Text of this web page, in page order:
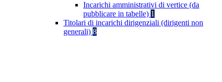
Incarichi amministrativi di vertice (da
pubblicare in tabelle) 1
Titolari di incarichi dirigenziali (dirigenti non
generali) 8